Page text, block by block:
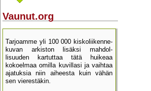
Vaunut.org
Tarjoamme yli 100 000 kisko­liikenne­
kuvan arkiston lisäksi mahdol­
lisuuden kartu­ttaa tätä huikeaa
kokoelmaa omilla kuvillasi ja vaihtaa
ajatuksia niin aiheesta kuin vähän
sen vierestäkin.